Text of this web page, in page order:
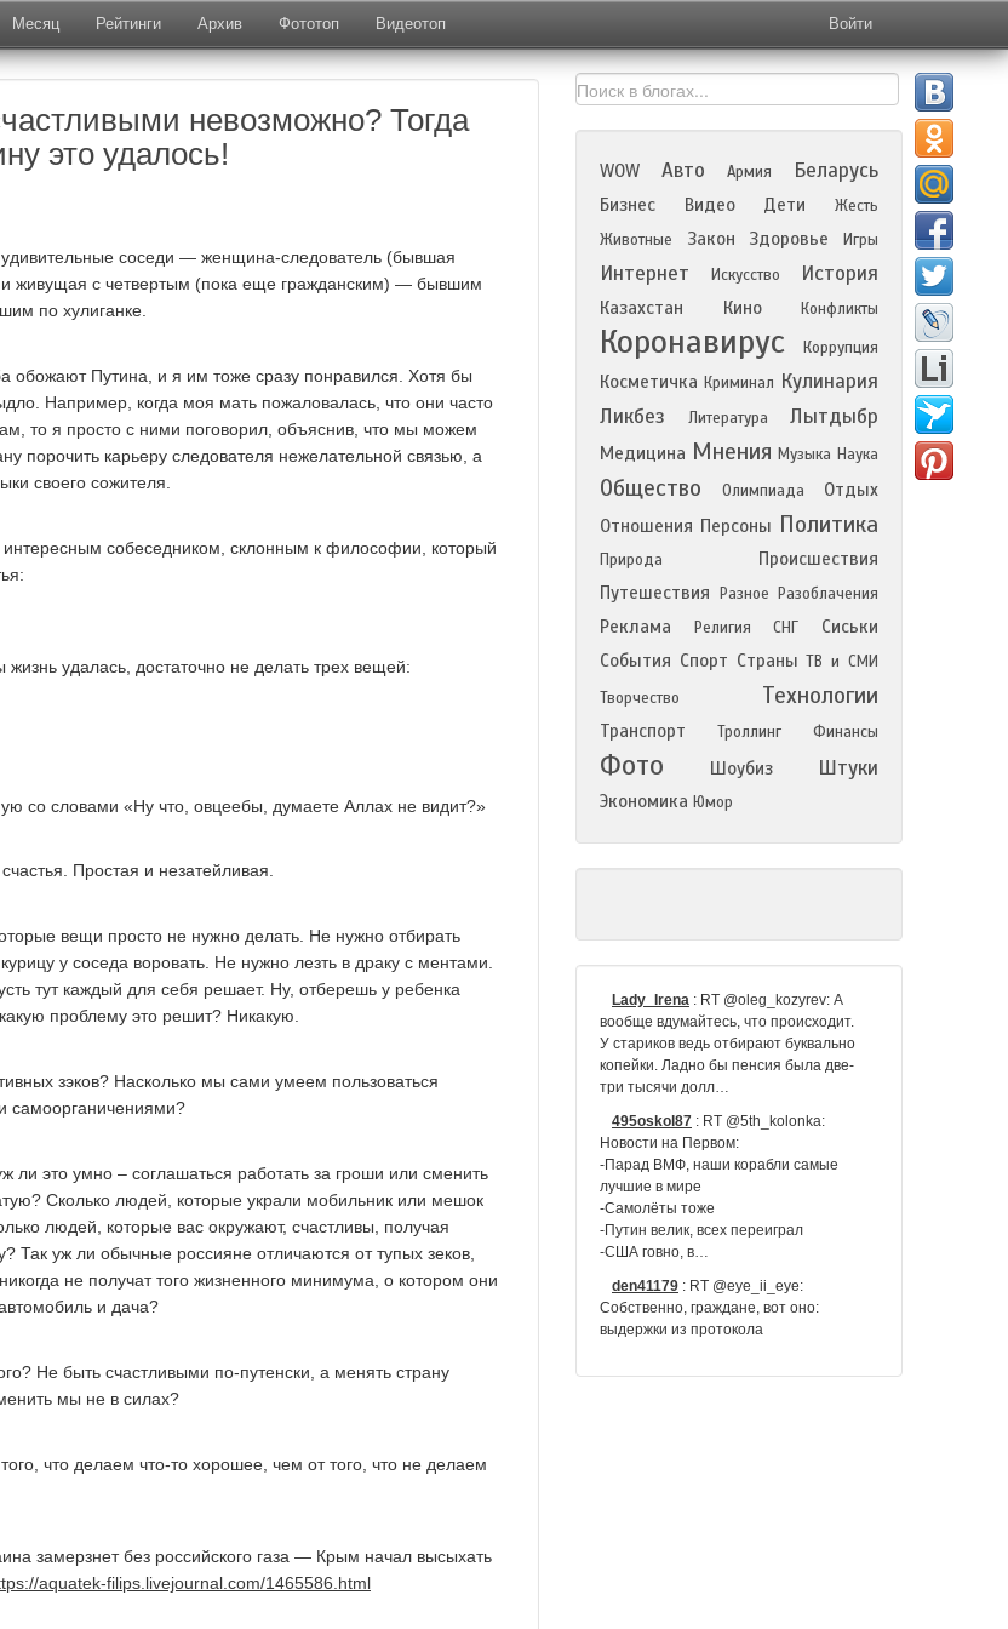
Месяц Рейтинги Архив Фототоп Видеотоп Войти
невозможно? Тогда
это удалось!
соседи — женщина-следователь (бывшая
живущая с четвертым (пока еще гражданским) — бывшим
по хулиганке.
обожают Путина, и я им тоже сразу понравился. Хотя бы
Например, когда моя мать пожаловалась, что они часто
то я просто с ними поговорил, объяснив, что мы можем
порочить карьеру следователя нежелательной связью, а
своего сожителя.
интересным собеседником, склонным к философии, который
удалась, достаточно не делать трех вещей:
со словами «Ну что, овцеебы, думаете Аллах не видит?»
Простая и незатейливая.
вещи просто не нужно делать. Не нужно отбирать
у соседа воровать. Не нужно лезть в драку с ментами.
тут каждый для себя решает. Ну, отберешь у ребенка
проблему это решит? Никакую.
зэков? Насколько мы сами умеем пользоваться
самоорганичениями?
ли это умно – соглашаться работать за гроши или сменить
Сколько людей, которые украли мобильник или мешок
людей, которые вас окружают, счастливы, получая
Так уж ли обычные россияне отличаются от тупых зеков,
не получат того жизненного минимума, о котором они
и дача?
Не быть счастливыми по-путенски, а менять страну
мы не в силах?
что делаем что-то хорошее, чем от того, что не делаем
замерзнет без российского газа — Крым начал высыхать
aquatek-filips.livejournal.com/1465586.html
WOW Авто Армия Беларусь
Бизнес Видео Дети
Жесть
Животные
Закон Здоровье Игры
Интернет Искусство История
Казахстан Кино Конфликты
Коронавирус Коррупция
Косметичка Криминал Кулинария
Ликбез
Литература Лытдыбр
Медицина Мнения Музыка Наука
Общество Олимпиада
Отдых
Отношения Персоны Политика
Природа
Происшествия
Путешествия
Разное Разоблачения
Реклама Религия СНГ
Сиськи
События Спорт Страны ТВ и СМИ
Творчество
Технологии
Транспорт Троллинг Финансы
Фото Шоубиз Штуки
Экономика Юмор
Lady_Irena : RT @oleg_kozyrev: А
вообще вдумайтесь, что происходит.
У стариков ведь отбирают буквально
копейки. Ладно бы пенсия была две-
три тысячи долл…
495oskol87 : RT @5th_kolonka:
Новости на Первом:
-Парад ВМФ, наши корабли самые
лучшие в мире
-Самолёты тоже
-Путин велик, всех переиграл
-США говно, в…
den41179 : RT @eye_ii_eye:
Собственно, граждане, вот оно:
выдержки из протокола
Вы думаете, мое страшное